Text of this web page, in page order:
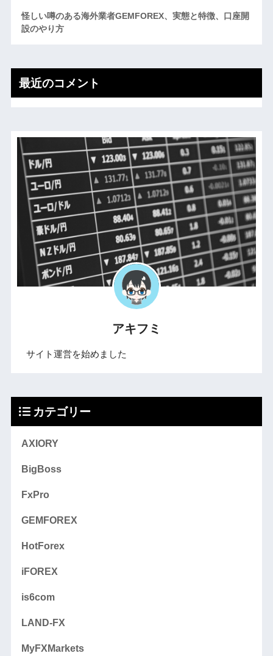
怪しい噂のある海外業者GEMFOREX、実態と特徴、口座開
設のやり方
最近のコメント
アキフミ
サイト運営を始めました
カテゴリー
AXIORY
BigBoss
FxPro
GEMFOREX
HotForex
iFOREX
is6com
LAND-FX
MyFXMarkets